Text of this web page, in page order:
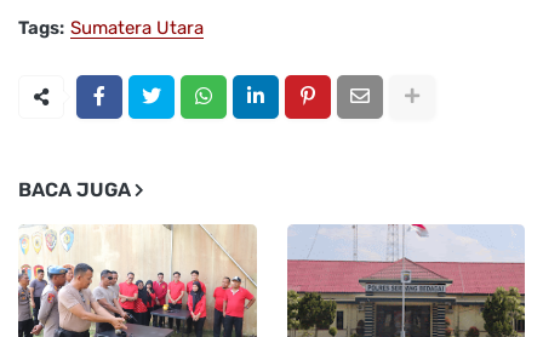
Tags: Sumatera Utara
BACA JUGA